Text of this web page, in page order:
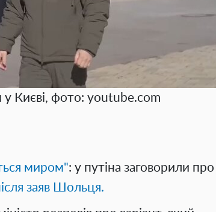
Києві, фото: youtube.com
миром": у путіна заговорили про
заяв Шольця.